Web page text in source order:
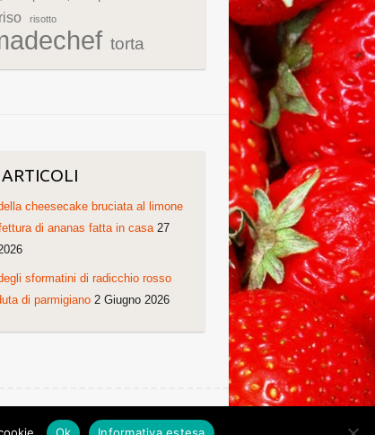
riso risotto
torta
cheesecake bruciata al limone
di ananas fatta in casa 27
sformatini di radicchio rosso
di parmigiano 2 Giugno 2026
Ricette di Cristina. Non copiare grazie!